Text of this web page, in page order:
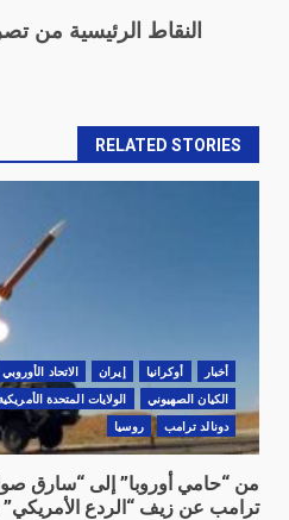
النقاط الرئيسية من
RELATED STORIES
أخبار أوكرانيا ‏إيران الاتحاد الأوروبي
الكيان الصهيوني
الولايات المتحدة
دونالد ترامب
روسيا
من “حامي أوروبا” إلى “سارق
ترامب عن زيف “الردع